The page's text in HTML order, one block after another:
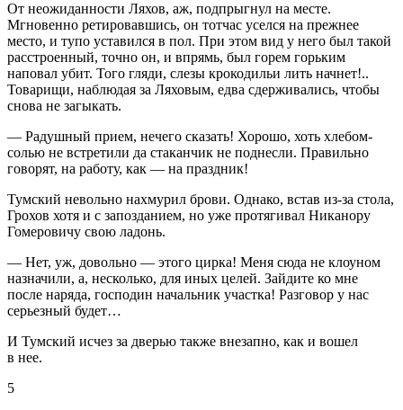
От неожиданности Ляхов, аж, подпрыгнул на месте.
Мгновенно ретировавшись, он тотчас уселся на прежнее
место, и тупо уставился в пол. При этом вид у него был такой
расстроенный, точно он, и впрямь, был горем горьким
наповал убит. Того гляди, слезы крокодильи лить начнет!..
Товарищи, наблюдая за Ляховым, едва сдерживались, чтобы
снова не загыкать.
— Радушный прием, нечего сказать! Хорошо, хоть хлебом-
солью не встретили да стаканчик не поднесли. Правильно
говорят, на работу, как — на праздник!
Тумский невольно нахмурил брови. Однако, встав из-за стола,
Грохов хотя и с запозданием, но уже протягивал Никанору
Гомеровичу свою ладонь.
— Нет, уж, довольно — этого цирка! Меня сюда не клоуном
назначили, а, несколько, для иных целей. Зайдите ко мне
после наряда, господин начальник участка! Разговор у нас
серьезный будет…
И Тумский исчез за дверью также внезапно, как и вошел
в нее.
5